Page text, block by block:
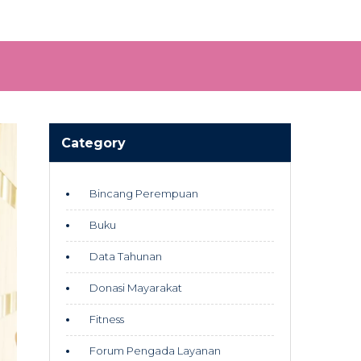
Category
Bincang Perempuan
Buku
Data Tahunan
Donasi Mayarakat
Fitness
Forum Pengada Layanan